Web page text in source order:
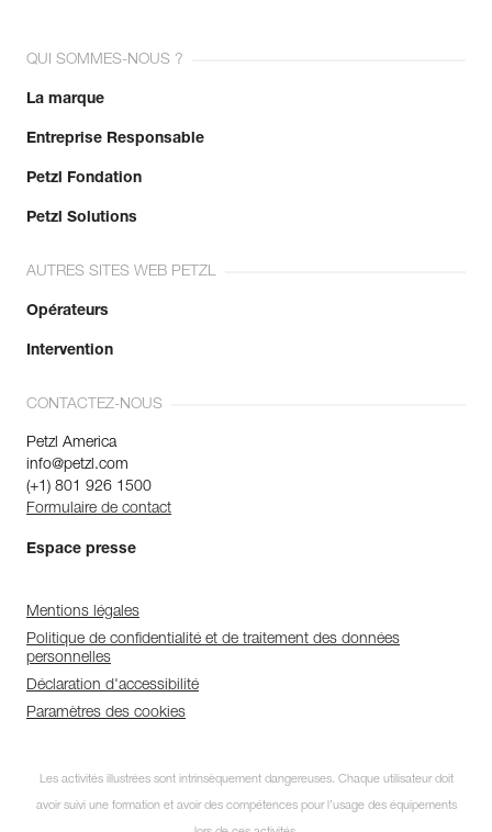
QUI SOMMES-NOUS ?
La marque
Entreprise Responsable
Petzl Fondation
Petzl Solutions
AUTRES SITES WEB PETZL
Opérateurs
Intervention
CONTACTEZ-NOUS
Petzl America
info@petzl.com
(+1) 801 926 1500
Formulaire de contact
Espace presse
Mentions légales
Politique de confidentialité et de traitement des données
personnelles
Déclaration d'accessibilité
Paramètres des cookies
Les activités illustrées sont intrinsèquement dangereuses. Chaque utilisateur doit
avoir suivi une formation et avoir des compétences pour l’usage des équipements